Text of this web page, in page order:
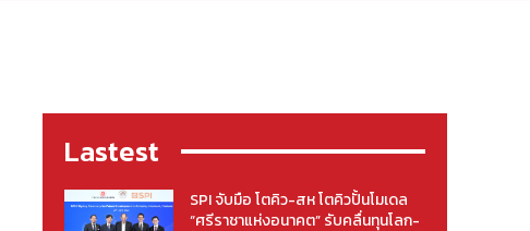
Lastest
SPI จับมือ โตคิว-สห โตคิวปั้นโมเดล
“ศรีราชาแห่งอนาคต” รับคลื่นทุนโลก-